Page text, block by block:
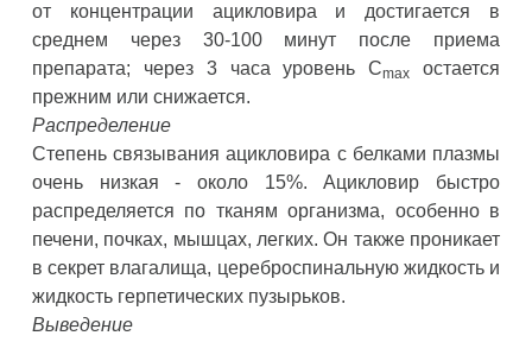
от концентрации ацикловира и достигается в
среднем через 30-100 минут после приема
препарата; через 3 часа уровень Сmax
остается
прежним или снижается.
Распределение
Степень связывания ацикловира с белками плазмы
очень низкая - около 15%. Ацикловир быстро
распределяется по тканям организма, особенно в
печени, почках, мышцах, легких. Он также проникает
в секрет влагалища, цереброспинальную жидкость и
жидкость герпетических пузырьков.
Выведение